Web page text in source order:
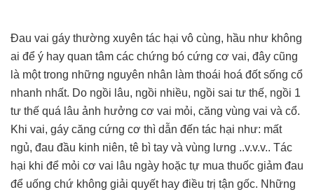
Đau vai gáy thường xuyên tác hại vô cùng, hầu như không
ai để ý hay quan tâm các chứng bó cứng cơ vai, đây cũng
là một trong những nguyên nhân làm thoái hoá đốt sống cổ
nhanh nhất. Do ngồi lâu, ngồi nhiều, ngồi sai tư thế, ngồi 1
tư thế quá lâu ảnh hưởng cơ vai mỏi, căng vùng vai và cổ.
Khi vai, gáy căng cứng cơ thì dẫn đến tác hại như: mất
ngủ, đau đầu kinh niên, tê bì tay và vùng lưng ..v.v.v.. Tác
hại khi để mỏi cơ vai lâu ngày hoặc tự mua thuốc giảm đau
để uống chứ không giải quyết hay điều trị tận gốc. Những